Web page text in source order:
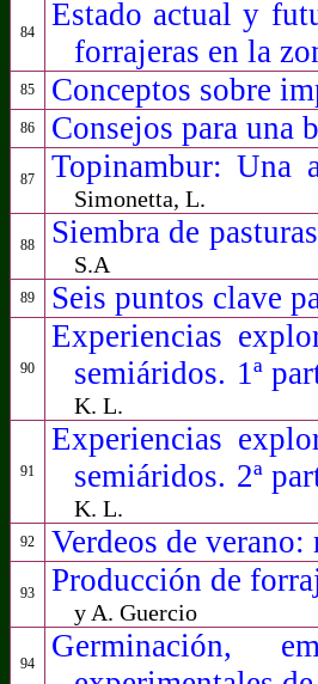
84
Estado actual y
forrajeras en la
85 Conceptos sobre
86 Consejos para una
87 Topinambur: Una
Simonetta, L.
88 Siembra de
S.A
89 Seis puntos clave
90
Experiencias
semiáridos. 1ª
K. L.
91
Experiencias
semiáridos. 2ª
K. L.
92 Verdeos de
93 Producción de
y A. Guercio
94
Germinación,